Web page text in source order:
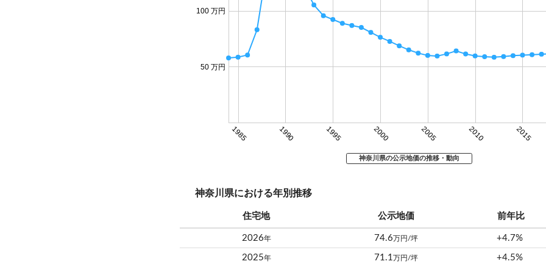
1985 1990 1995 2000 2005 2010 2015
50 万円
100 万円
神奈川県の公示地価の推移・動向
神奈川県における年別推移
住宅地 公示地価 前年比
2026年 74.6万円/坪 +4.7%
2025年 71.1万円/坪 +4.5%